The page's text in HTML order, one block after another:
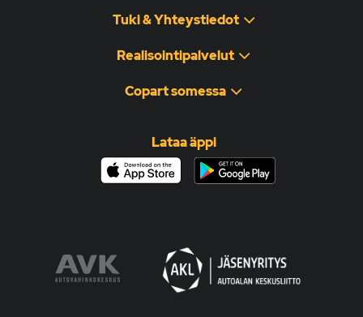
Tuki & Yhteystiedot
Realisointipalvelut
Copart somessa
Lataa äppi